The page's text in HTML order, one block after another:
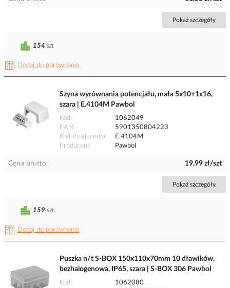
Pokaż szczegóły
Dodaj do porównania
154 szt
Szyna wyrównania potencjału, mała 5x10+1x16,
szara | E.4104M Pawbol
Kod
1062049
EAN
5901350804223
Kod Producenta
E.4104M
Producent
Pawbol
Cena brutto 19,99 zł/szt
Pokaż szczegóły
Dodaj do porównania
159 szt
Puszka n/t S-BOX 150x110x70mm 10 dławików,
bezhalogenowa, IP65, szara | S-BOX 306 Pawbol
Kod
1062080